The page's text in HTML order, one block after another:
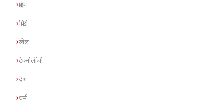
क्राइम
क्रिप्टो
खेल
टेक्नोलॉजी
देश
धर्म